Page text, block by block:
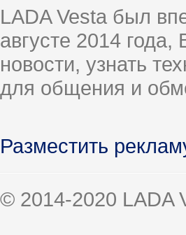
LADA Vesta был
августе 2014
новости, узнать
для общения и
Разместить
© 2014-2020 LADA